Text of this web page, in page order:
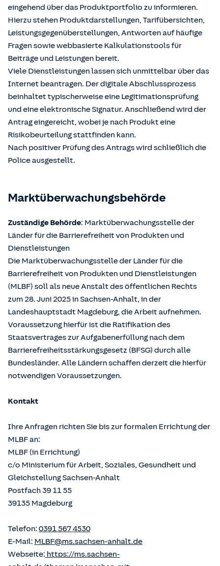
eingehend über das Produktportfolio zu informieren.
Hierzu stehen Produktdarstellungen, Tarifübersichten,
Leistungsgegenüberstellungen, Antworten auf häufige
Fragen sowie webbasierte Kalkulationstools für
Beiträge und Leistungen bereit.
Viele Dienstleistungen lassen sich unmittelbar über das
Internet beantragen. Der digitale Abschlussprozess
beinhaltet typischerweise eine Legitimationsprüfung
und eine elektronische Signatur. Anschließend wird der
Antrag eingereicht, wobei je nach Produkt eine
Risikobeurteilung stattfinden kann.
Nach positiver Prüfung des Antrags wird schließlich die
Police ausgestellt.
Marktüberwachungsbehörde
Zuständige Behörde: Marktüberwachungsstelle der
Länder für die Barrierefreiheit von Produkten und
Dienstleistungen
Die Marktüberwachungsstelle der Länder für die
Barrierefreiheit von Produkten und Dienstleistungen
(MLBF) soll als neue Anstalt des öffentlichen Rechts
zum 28. Juni 2025 in Sachsen-Anhalt, in der
Landeshauptstadt Magdeburg, die Arbeit aufnehmen.
Voraussetzung hierfür ist die Ratifikation des
Staatsvertrages zur Aufgabenerfüllung nach dem
Barrierefreiheitsstärkungsgesetz (BFSG) durch alle
Bundesländer. Alle Ländern schaffen derzeit die hierfür
notwendigen Voraussetzungen.
Kontakt
Ihre Anfragen richten Sie bis zur formalen Errichtung der
MLBF an:
MLBF (in Errichtung)
c/o Ministerium für Arbeit, Soziales, Gesundheit und
Gleichstellung Sachsen-Anhalt
Postfach 39 11 55
39135 Magdeburg
Telefon: 0391 567 4530
E-Mail: MLBF@ms.sachsen-anhalt.de
Webseite: https://ms.sachsen-